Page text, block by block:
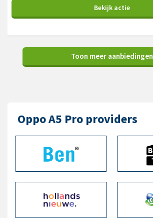
Bekijk actie
Toon meer aanbiedingen
Oppo A5 Pro providers